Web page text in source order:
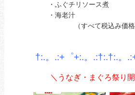
・ふぐチリソース
・海老汁
（すべて税込み価格
†:.。.:+゜+:.。.:†:.†:.。
＼うなぎ・まぐろ祭り